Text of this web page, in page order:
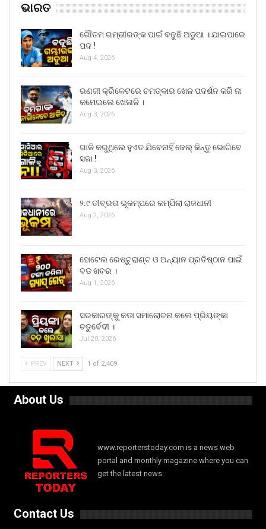
ଭାରତ
ଗୌତମ ଗମ୍ଭୀରଙ୍କ ପାଇଁ ବଢୁଛି ଅଡୁଆ । ଯାଇପାରେ
ପଦ !
Aug 4, 2026
ରଣଜୀ କ୍ରିକେଟରେ ଚମତ୍କାର ଖେଳ ପଦର୍ଶନ କରି ନା
କମେଇଲେ ଖେଳାଳି ।
Aug 3, 2026
ଗାଳି କରୁଥିଲେ ହୁଏତ ଯିବେନାହିଁ ଜେଲ୍ କିନ୍ତୁ ଭୋଗିବେ
ସଜା !
Aug 3, 2026
୨.୯ ତୀବ୍ରତା ଭୂକମ୍ପରେ କମ୍ପିଲା ରାଜଧାନୀ
Aug 2, 2026
ହୋଟେଲ ରେଷ୍ଟୁରାଣ୍ଟ ଓ ଅନ୍ୟାନ ପ୍ରତିଷ୍ଠାନ ପାଇଁ
ବଡ ଖବର ।
Aug 1, 2026
ସରକାରଙ୍କୁ କଡା ସମାଲୋଚନା କଲେ ପ୍ରିୟଙ୍କା
ଚତୁର୍ବେଦୀ ।
Jul 20, 2026
PREV NEXT 1 of 2,409
About Us
www.reporterstoday.com is a news web
portal and monthly magazine where you can
get the latest news.
Contact Us